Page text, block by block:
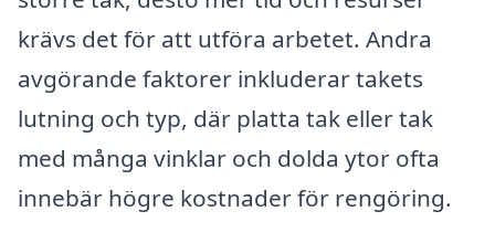
krävs det för att utföra arbetet. Andra
avgörande faktorer inkluderar takets
lutning och typ, där platta tak eller tak
med många vinklar och dolda ytor ofta
innebär högre kostnader för rengöring.